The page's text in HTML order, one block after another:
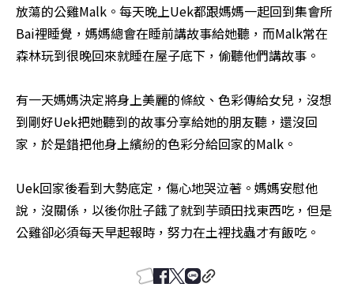
放蕩的公雞Malk。每天晚上Uek都跟媽媽一起回到集會所
Bai裡睡覺，媽媽總會在睡前講故事給她聽，而Malk常在
森林玩到很晚回來就睡在屋子底下，偷聽他們講故事。
有一天媽媽決定將身上美麗的條紋、色彩傳給女兒，沒想
到剛好Uek把她聽到的故事分享給她的朋友聽，還沒回
家，於是錯把他身上繽紛的色彩分給回家的Malk。
Uek回家後看到大勢底定，傷心地哭泣著。媽媽安慰他
說，沒關係，以後你肚子餓了就到芋頭田找東西吃，但是
公雞卻必須每天早起報時，努力在土裡找蟲才有飯吃。